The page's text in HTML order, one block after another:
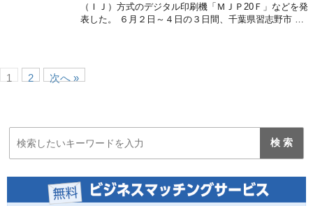
（ＩＪ）方式のデジタル印刷機「ＭＪＰ20Ｆ」などを発
表した。 ６月２日～４日の３日間、千葉県習志野市 …
1 2 次へ »